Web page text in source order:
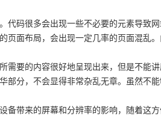
代码很多会出现一些不必要的元素导致
页面布局，会出现一定几率的页面混乱
需要的内容很好地呈现出来，但是不能
部分，不会显得非常杂乱无章。虽然不
备带来的屏幕和分辨率的影响，随着这